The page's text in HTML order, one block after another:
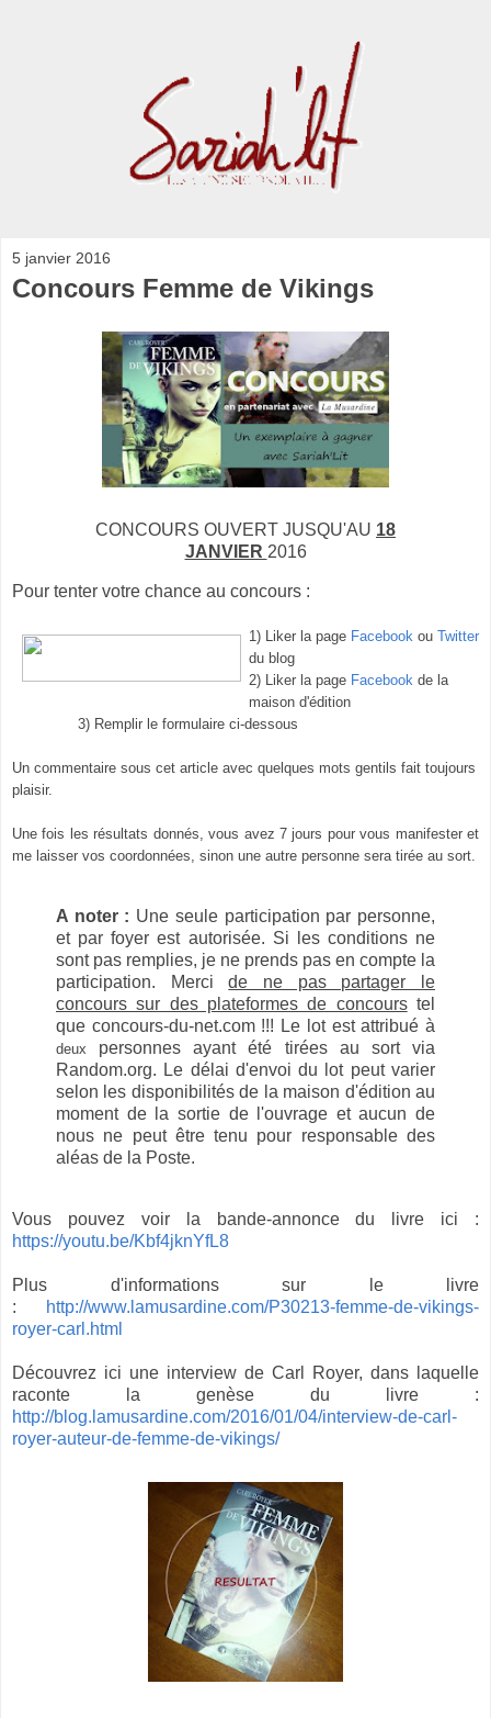
5 janvier 2016
Concours Femme de Vikings
CONCOURS OUVERT JUSQU'AU 18
JANVIER 2016
Pour tenter votre chance au concours :
1) Liker la page Facebookou Twitter
du blog
2) Liker la page Facebookde la
maison d'édition
3) Remplir le formulaire ci-dessous
Un commentaire sous cet article avec quelques mots gentils fait toujours
plaisir.
Une fois les résultats donnés, vous avez 7 jours pour vous manifester et
me laisser vos coordonnées, sinon une autre personne sera tirée au sort.
A noter : Une seule participation par personne,
et par foyer est autorisée. Si les conditions ne
sont pas remplies, je ne prends pas en compte la
participation. Mercide ne pas partager le
concours sur des plateformes de concourstel
que concours-du-net.com !!! Le lot est attribué à
deux
personnes ayant été tirées au sort via
Random.org. Le délai d'envoi du lot peut varier
selon les disponibilités de la maison d'édition au
moment de la sortie de l'ouvrage et aucun de
nous ne peut être tenu pour responsable des
aléas de la Poste.
Vous pouvez voir la bande-annonce du livre ici :
https://youtu.be/Kbf4jknYfL8
Plus d'informations sur le livre
:
http://www.lamusardine.com/P30213-femme-de-vikings-
royer-carl.html
Découvrez ici une interview de Carl Royer, dans laquelle
raconte la genèse du livre :
http://blog.lamusardine.com/2016/01/04/interview-de-carl-
royer-auteur-de-femme-de-vikings/